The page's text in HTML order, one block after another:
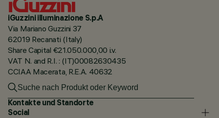
iGuzzini illuminazione S.p.A
Via Mariano Guzzini 37
62019 Recanati (Italy)
Share Capital €21.050.000,00 i.v.
VAT N. and R.I. : (IT)00082630435
CCIAA Macerata, R.E.A. 40632
Kontakte und Standorte
Social